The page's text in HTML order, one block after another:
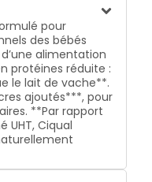
pour
des bébés
alimentation
protéines réduite :
le lait de vache**.
ajoutés***, pour
**Par rapport
Ciqual